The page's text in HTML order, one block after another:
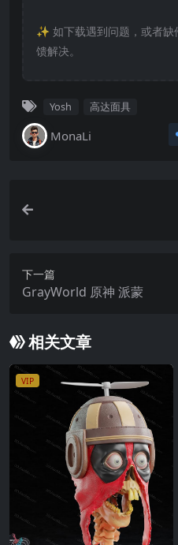
✨️ 如下载遇到问题，或者缺
馈解决。
Yosh 高达面具
MonaLi
下一篇
GrayWorld 原神 派蒙
相关文章
VIP